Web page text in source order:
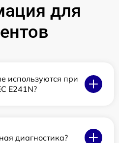
для
используются при
E241N?
диагностика?